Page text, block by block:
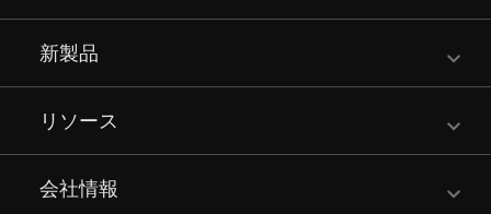
新製品
リソース
会社情報